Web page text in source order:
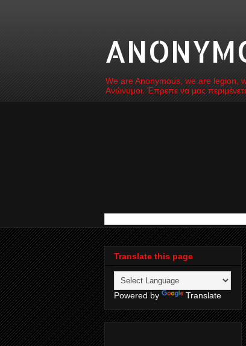
We are Anonymous, we are legion,
Ανώνυμοι. Έπρεπε να μας
Translate this page
Powered by Translate